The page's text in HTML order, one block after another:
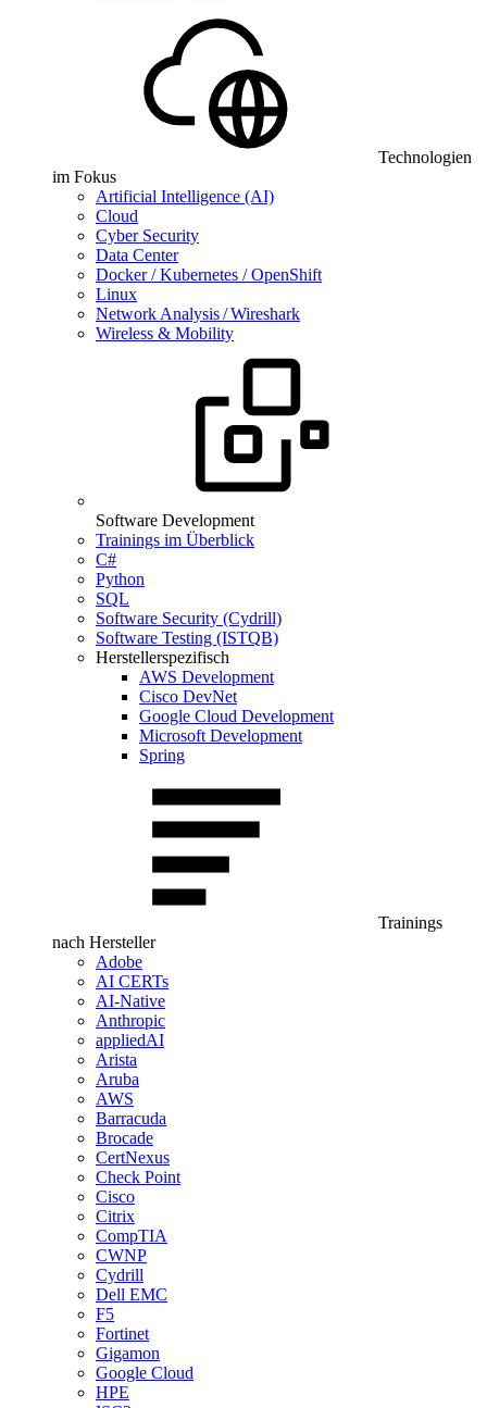
Technologien
im Fokus
Artificial Intelligence (AI)
Cloud
Cyber Security
Data Center
Docker / Kubernetes / OpenShift
Linux
Network Analysis / Wireshark
Wireless & Mobility
Software Development
Trainings im Überblick
C#
Python
SQL
Software Security (Cydrill)
Software Testing (ISTQB)
Herstellerspezifisch
AWS Development
Cisco DevNet
Google Cloud Development
Microsoft Development
Spring
Trainings
nach Hersteller
Adobe
AI CERTs
AI-Native
Anthropic
appliedAI
Arista
Aruba
AWS
Barracuda
Brocade
CertNexus
Check Point
Cisco
Citrix
CompTIA
CWNP
Cydrill
Dell EMC
F5
Fortinet
Gigamon
Google Cloud
HPE